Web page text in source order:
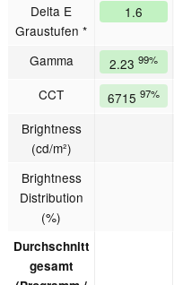
Delta E
Graustufen *
1.6
Gamma 2.23 99%
CCT 6715 97%
Brightness
(cd/m²)
Brightness
Distribution
(%)
Durchschnitt
gesamt